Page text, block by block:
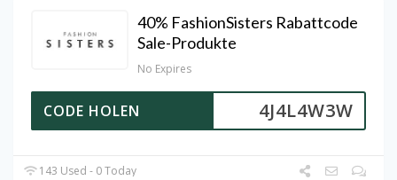
40% FashionSisters Rabattcode
Sale-Produkte
No Expires
4J4L4W3W
CODE HOLEN
143 Used - 0 Today